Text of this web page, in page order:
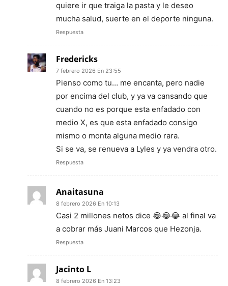
quiere ir que traiga la pasta y le deseo
mucha salud, suerte en el deporte ninguna.
Respuesta
Fredericks
7 febrero 2026 En 23:55
Pienso como tu… me encanta, pero nadie
por encima del club, y ya va cansando que
cuando no es porque esta enfadado con
medio X, es que esta enfadado consigo
mismo o monta alguna medio rara.
Si se va, se renueva a Lyles y ya vendra otro.
Respuesta
Anaitasuna
8 febrero 2026 En 10:13
Casi 2 millones netos dice 😂😂😂 al final va
a cobrar más Juani Marcos que Hezonja.
Respuesta
Jacinto L
8 febrero 2026 En 13:23